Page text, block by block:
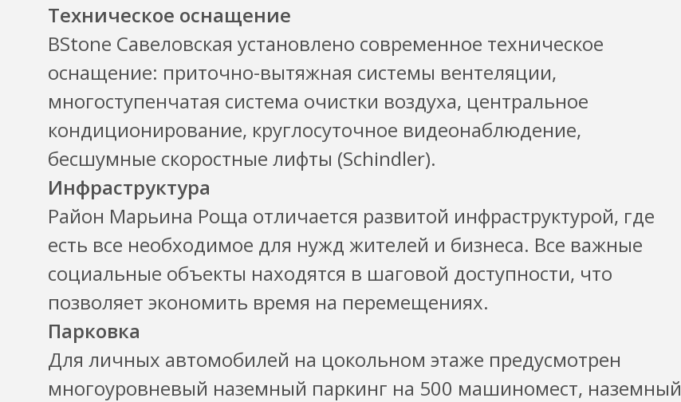
Техническое оснащение
ВStone Савеловская установлено современное техническое
оснащение: приточно-вытяжная системы вентеляции,
многоступенчатая система очистки воздуха, центральное
кондиционирование, круглосуточное видеонаблюдение,
бесшумные скоростные лифты (Schindler).
Инфраструктура
Район Марьина Роща отличается развитой инфраструктурой, где
есть все необходимое для нужд жителей и бизнеса. Все важные
социальные объекты находятся в шаговой доступности, что
позволяет экономить время на перемещениях.
Парковка
Для личных автомобилей на цокольном этаже предусмотрен
многоуровневый наземный паркинг на 500 машиномест, наземный